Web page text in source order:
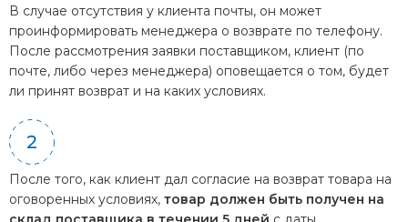
В случае отсутствия у клиента почты, он может
проинформировать менеджера о возврате по телефону.
После рассмотрения заявки поставщиком, клиент (по
почте, либо через менеджера) оповещается о том, будет
ли принят возврат и на каких условиях.
После того, как клиент дал согласие на возврат товара на
оговоренных условиях, товар должен быть получен на